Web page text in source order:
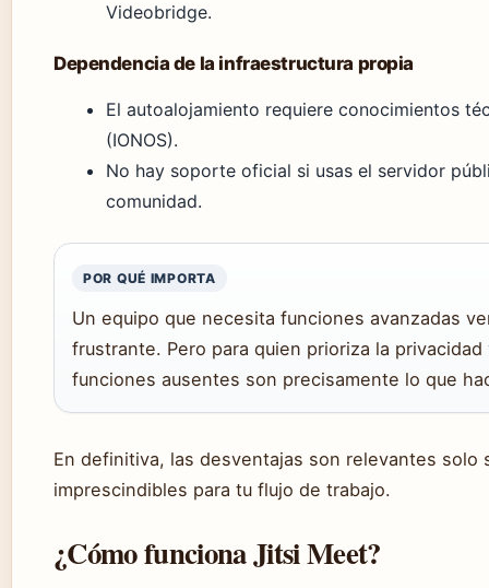
Videobridge.
Dependencia de la infraestructura propia
El autoalojamiento requiere conocimientos
(IONOS).
No hay soporte oficial si usas el servidor
comunidad.
POR QUÉ IMPORTA
Un equipo que necesita funciones avanzadas
frustrante. Pero para quien prioriza la
funciones ausentes son precisamente lo que
En definitiva, las desventajas son relevantes solo
imprescindibles para tu flujo de trabajo.
¿Cómo funciona Jitsi Meet?